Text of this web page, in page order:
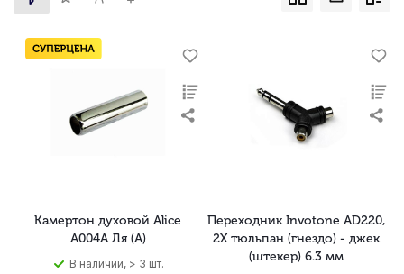
Камертон духовой Alice
A004A Ля (A)
В наличии, > 3 шт.
Переходник Invotone AD220,
2X тюльпан (гнездо) - джек
(штекер) 6.3 мм